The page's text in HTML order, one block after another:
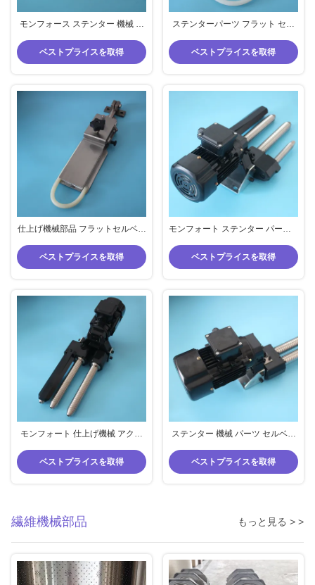
モンフォース ステンター 機械 部
維 部品 ナイロン 材料
ベストプライスを取得
ステンターパーツ フラット セル
げ機械 印刷機械 布 アンクルラー
ベストプライスを取得
仕上げ機械部品 フラットセルベッ
織物 編み物
ベストプライスを取得
モンフォート ステンター パーツ 4
物 織物 Ss 材料
ベストプライスを取得
モンフォート 仕上げ機械 アクセ
物 ステンター 部品
ベストプライスを取得
ステンター 機械 パーツ セルベー
ス 機械 左 右
ベストプライスを取得
繊維機械部品 もっと見る > >